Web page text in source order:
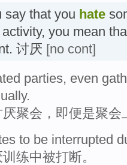
say that you hate
you mean
讨厌 [no cont]
parties, even
聚会，即便是聚
to be interrupted
练中被打断。